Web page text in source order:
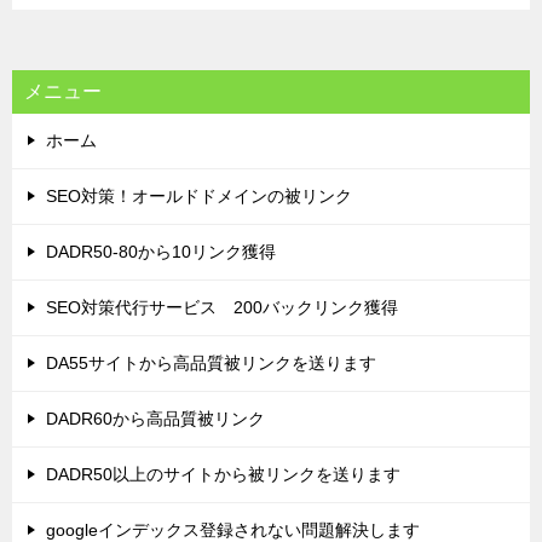
メニュー
ホーム
SEO対策！オールドドメインの被リンク
DADR50-80から10リンク獲得
SEO対策代行サービス 200バックリンク獲得
DA55サイトから高品質被リンクを送ります
DADR60から高品質被リンク
DADR50以上のサイトから被リンクを送ります
googleインデックス登録されない問題解決します